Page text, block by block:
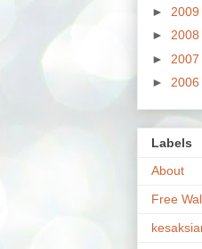
► 2009
► 2008
► 2007
► 2006
Labels
About
Free